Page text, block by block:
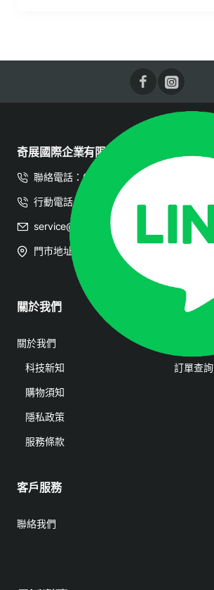
奇展國際企業有限公司
聯絡電話：07-2382728
行動電話：0908-070599
service@buy3c.com.tw
門市地址：高雄市三民區建國二路126號
關於我們
關於我們
科技新知
購物須知
隱私政策
服務條款
會員帳戶
訂單查詢
客戶服務
聯絡我們